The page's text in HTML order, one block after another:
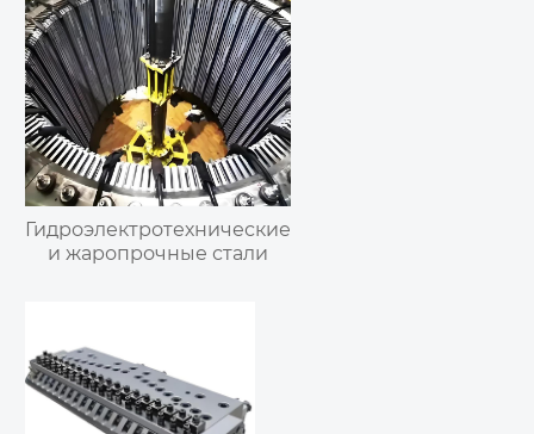
Гидроэлектротехнические
и жаропрочные стали